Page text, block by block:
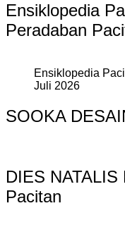
Ensiklopedia
Peradaban
Ensiklopedia
Juli 2026
SOOKA
DIES
Pacitan